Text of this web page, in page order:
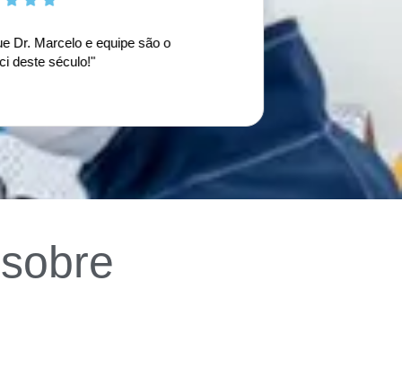
e equipe são o
"Frequento a Clínica
sinto segura e sou